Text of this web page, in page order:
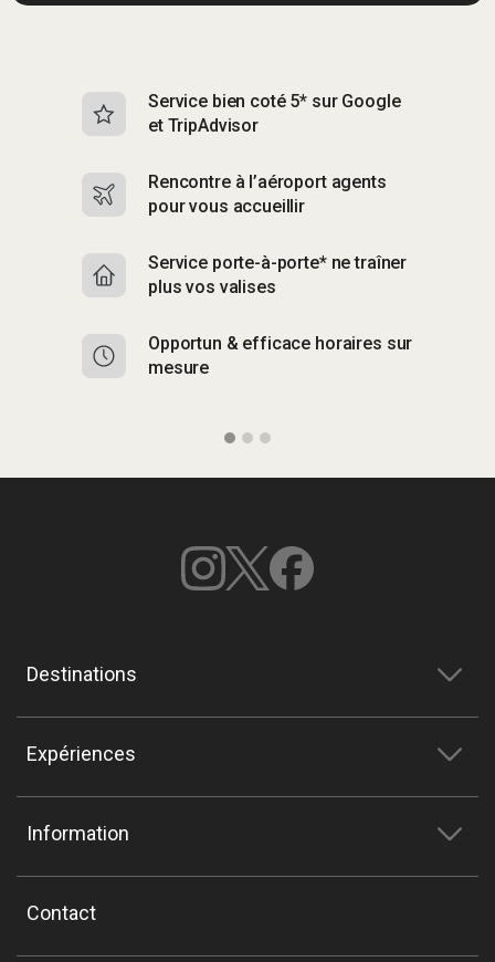
Service bien coté 5* sur Google
et TripAdvisor
Rencontre à l’aéroport agents
pour vous accueillir
Service porte-à-porte* ne traîner
plus vos valises
Opportun & efficace horaires sur
mesure
Destinations
Expériences
Information
Contact